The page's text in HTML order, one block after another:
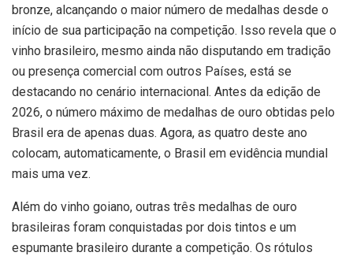
bronze, alcançando o maior número de medalhas desde o
início de sua participação na competição. Isso revela que o
vinho brasileiro, mesmo ainda não disputando em tradição
ou presença comercial com outros Países, está se
destacando no cenário internacional. Antes da edição de
2026, o número máximo de medalhas de ouro obtidas pelo
Brasil era de apenas duas. Agora, as quatro deste ano
colocam, automaticamente, o Brasil em evidência mundial
mais uma vez.
Além do vinho goiano, outras três medalhas de ouro
brasileiras foram conquistadas por dois tintos e um
espumante brasileiro durante a competição. Os rótulos